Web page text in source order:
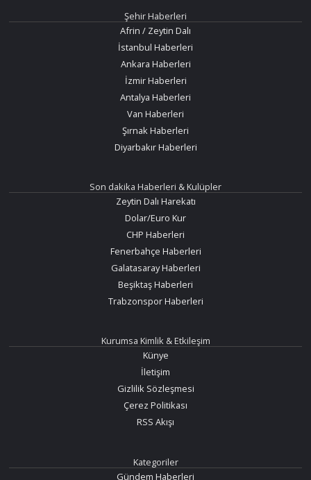
Şehir Haberleri
Afrin / Zeytin Dalı
İstanbul Haberleri
Ankara Haberleri
İzmir Haberleri
Antalya Haberleri
Van Haberleri
Şırnak Haberleri
Diyarbakır Haberleri
Son dakika Haberleri & Kulüpler
Zeytin Dalı Harekatı
Dolar/Euro Kur
CHP Haberleri
Fenerbahçe Haberleri
Galatasaray Haberleri
Beşiktaş Haberleri
Trabzonspor Haberleri
Kurumsa Kimlik & Etkileşim
Künye
İletişim
Gizlilik Sözleşmesi
Çerez Politikası
RSS Akışı
Kategoriler
Gündem Haberleri